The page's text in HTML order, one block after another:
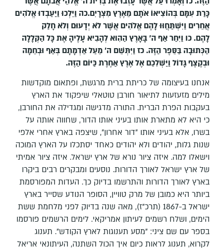
כָּרַת עִמָּם בְּהוֹצִיאוֹ אֹתָם מֵאֶרֶץ מִצְרָיִם.כה וַיֵּלְכוּ וַיַּעַבְדוּ אֱלֹהִים
אֲחֵרִים וַיִּשְׁתַּחֲוּוּ לָהֶם אֱלֹהִים אֲשֶׁר לֹא יְדָעוּם וְלֹא חָלַק
לָהֶם. כו וַיִּחַר אַף ה' בָּאָרֶץ הַהִוא לְהָבִיא עָלֶיהָ אֶת כָּל הַקְּלָלָה
הַכְּתוּבָה בַּסֵּפֶר הַזֶּה. כז וַיִּתְּשֵׁם ה' מֵעַל אַדְמָתָם בְּאַף וּבְחֵמָה
וּבְקֶצֶף גָּדוֹל וַיַּשְׁלִכֵם אֶל אֶרֶץ אַחֶרֶת כַּיּוֹם הַזֶּה.
אנחנו בעיצומה של כריתת ברית מרגשת, ופתאום מוקדשות
מילים מזעזעות לתיאור חורבן טוטאלי שיפקוד את הארץ
בעקבות הפרת הברית. התורה מדגישה ומגדילה את החורבן,
כי היא לא מתארת אותו בעיני אותו הדור, שחווה אותה על
בשרו, אלא בעיני אותו "דור אחרון", שיצפה בארץ אחרי אלפי
שנות גלות, יהודים ולא יהודים כאחד יסתכלו על הארץ המוכה
וישאלו למה. איזה ציור נורא של ארץ ישראל. איזה ציור אמיתי
של ארץ ישראל לאורך הדורות. נוסעים ומבקרים רבים ביקרו
בארץ לאורך הדורות והתרשמו בדיוק כך. העדות המפורסמת
ביותר היא כמובן של מרק טוויין, הסופר הנודע שסייר בארץ
ישראל ב-1867 (תרכ"ז), מאה שנה בדיוק לפני מלחמת ששת
הימים, ושלח רשמים לעיתון אמריקאי. לימים הרשמים פורסמו
בספר עם שם ציני: "מסע תענוגות לארץ הקודש". תענוג
לקרוא, תענוג לראות כיום איך הכול השתנה, העיתונאי אריאל